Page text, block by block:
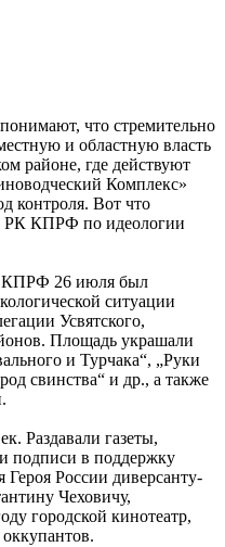
что стремительно
и областную власть
районе, где действуют
Комплекс»
контроля. Вот что
РК КПРФ по идеологии
КПРФ 26 июля был
ситуации
Усвятского,
Площадь украшали
и Турчака“, „Руки
свинства“ и др., а также
Раздавали газеты,
подписи в поддержку
России диверсанту-
Чеховичу,
городской кинотеатр,